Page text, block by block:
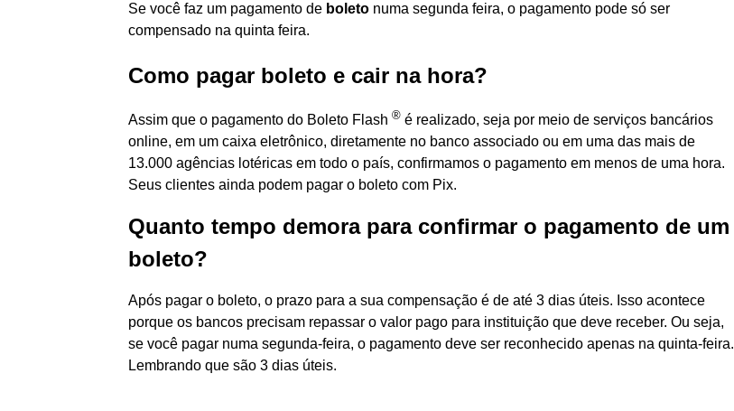
Se você faz um pagamento de boleto numa segunda feira, o pagamento pode só ser
compensado na quinta feira.
Como pagar boleto e cair na hora?
Assim que o pagamento do Boleto Flash ® é realizado, seja por meio de serviços bancários
online, em um caixa eletrônico, diretamente no banco associado ou em uma das mais de
13.000 agências lotéricas em todo o país, confirmamos o pagamento em menos de uma hora.
Seus clientes ainda podem pagar o boleto com Pix.
Quanto tempo demora para confirmar o pagamento de um
boleto?
Após pagar o boleto, o prazo para a sua compensação é de até 3 dias úteis. Isso acontece
porque os bancos precisam repassar o valor pago para instituição que deve receber. Ou seja,
se você pagar numa segunda-feira, o pagamento deve ser reconhecido apenas na quinta-feira.
Lembrando que são 3 dias úteis.